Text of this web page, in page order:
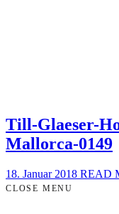
Till-Glaeser-
Mallorca-0149
18. Januar 2018 READ
CLOSE MENU